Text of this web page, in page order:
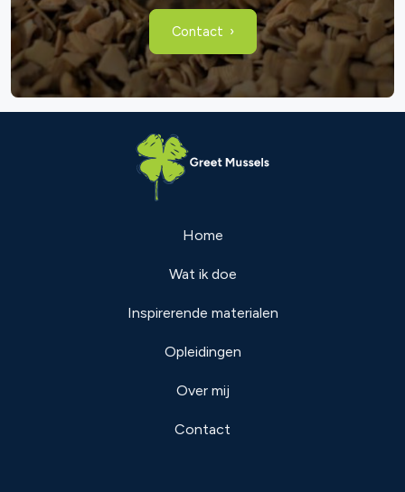
Contact
Home
Wat ik doe
Inspirerende materialen
Opleidingen
Over mij
Contact